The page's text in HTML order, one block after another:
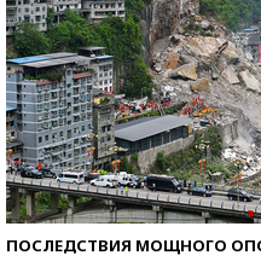
ПОСЛЕДСТВИЯ МОЩНОГО